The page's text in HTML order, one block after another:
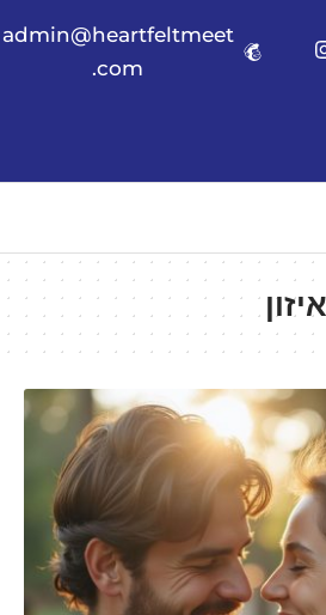
admin@heartfeltmeet
.com